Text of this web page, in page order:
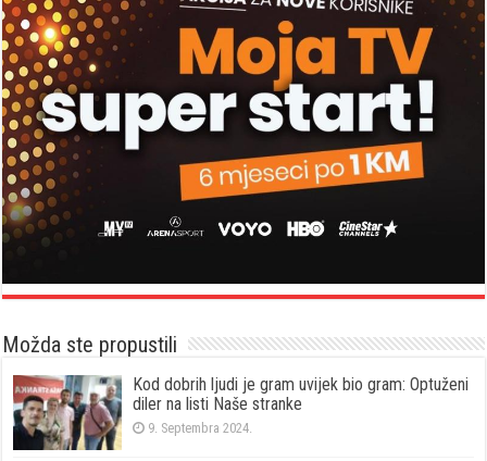
Možda ste propustili
Kod dobrih ljudi je gram uvijek bio gram: Optuženi
diler na listi Naše stranke
9. Septembra 2024.